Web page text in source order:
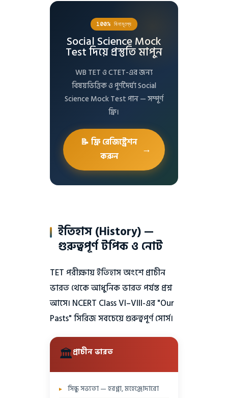
100% বিনামূল্যে
Social Science Mock
Test দিয়ে প্রস্তুতি মাপুন
WB TET ও CTET-এর জন্য
বিষয়ভিত্তিক ও পূর্ণদৈর্ঘ্য Social
Science Mock Test পান — সম্পূর্ণ
ফ্রি।
📝 ফ্রি রেজিস্ট্রেশন
করুন
→
ইতিহাস (History) —
গুরুত্বপূর্ণ টপিক ও নোট
TET পরীক্ষায় ইতিহাস অংশে প্রাচীন
ভারত থেকে আধুনিক ভারত পর্যন্ত প্রশ্ন
আসে। NCERT Class VI–VIII-এর "Our
Pasts" সিরিজ সবচেয়ে গুরুত্বপূর্ণ সোর্স।
🏛️প্রাচীন ভারত
সিন্ধু সভ্যতা — হরপ্পা, মহেঞ্জোদারো